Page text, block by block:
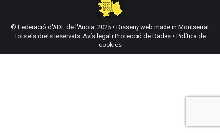
© Federació d'ADF de l'Anoia. 2025 • Disseny web made in Montserrat
Tots els drets reservats. Avís legal i Protecció de Dades • Política de
cookies